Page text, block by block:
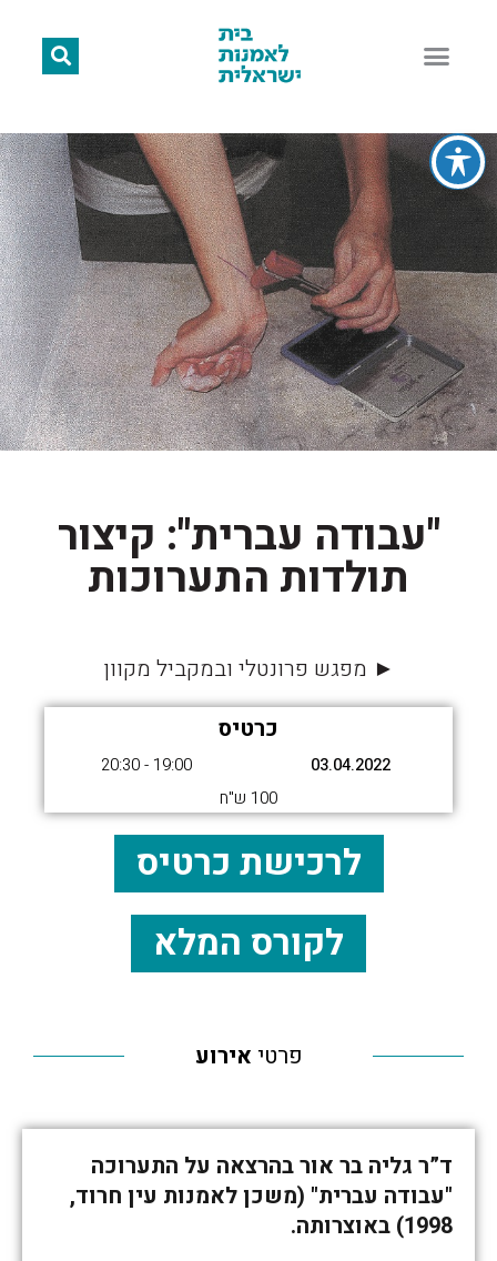
"עבודה עברית": קיצור
תולדות התערוכות
► מפגש פרונטלי ובמקביל מקוון
כרטיס
03.04.2022
19:00 - 20:30
100 ש"ח
לרכישת כרטיס
לקורס המלא
פרטי אירוע
ד”ר גליה בר אור בהרצאה על התערוכה
"עבודה עברית" (משכן לאמנות עין חרוד,
1998) באוצרותה.